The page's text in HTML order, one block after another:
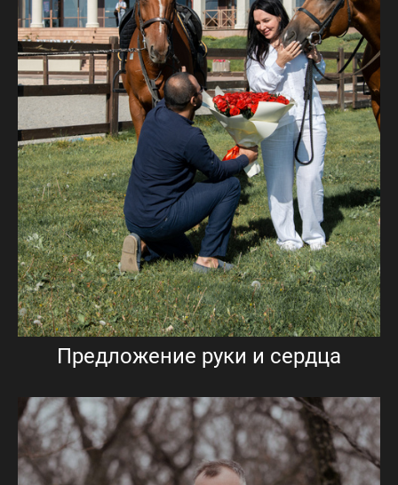
Предложение руки и сердца